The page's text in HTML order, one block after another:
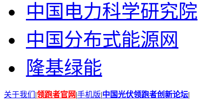
中国电力科学研究院
中国分布式能源网
隆基绿能
关于我们 |领跑者官网|手机版|中国光伏领跑者创新论坛|